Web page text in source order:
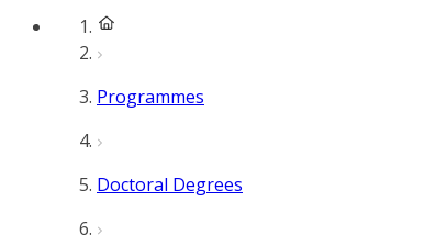
Programmes
Doctoral Degrees